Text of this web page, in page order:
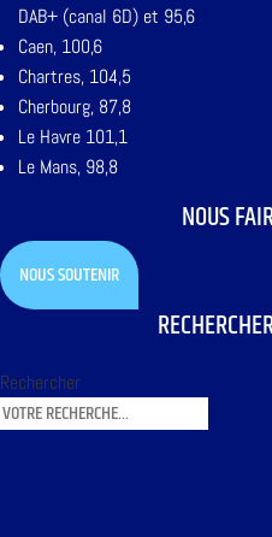
DAB+ (canal 6D) et 95,6
Caen, 100,6
Chartres, 104,5
Cherbourg, 87,8
Le Havre 101,1
Le Mans, 98,8
NOUS
NOUS SOUTENIR
Rechercher